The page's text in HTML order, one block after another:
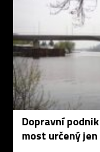
Dopravní
most určený